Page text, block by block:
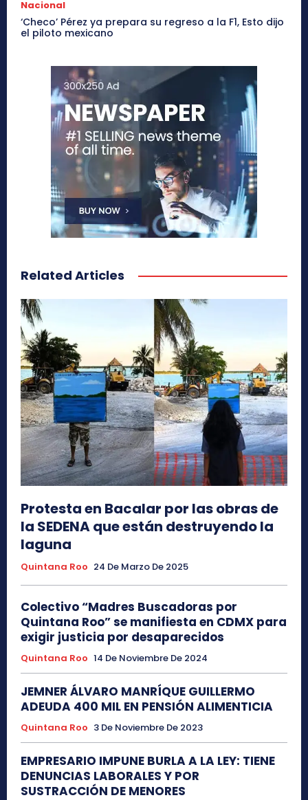
Nacional
‘Checo’ Pérez ya prepara su regreso a la F1, Esto dijo
el piloto mexicano
Related Articles
Protesta en Bacalar por las obras de
la SEDENA que están destruyendo la
laguna
Quintana Roo 24 De Marzo De 2025
Colectivo “Madres Buscadoras por
Quintana Roo” se manifiesta en CDMX para
exigir justicia por desaparecidos
Quintana Roo 14 De Noviembre De 2024
JEMNER ÁLVARO MANRÍQUE GUILLERMO
ADEUDA 400 MIL EN PENSIÓN ALIMENTICIA
Quintana Roo 3 De Noviembre De 2023
EMPRESARIO IMPUNE BURLA A LA LEY: TIENE
DENUNCIAS LABORALES Y POR
SUSTRACCIÓN DE MENORES